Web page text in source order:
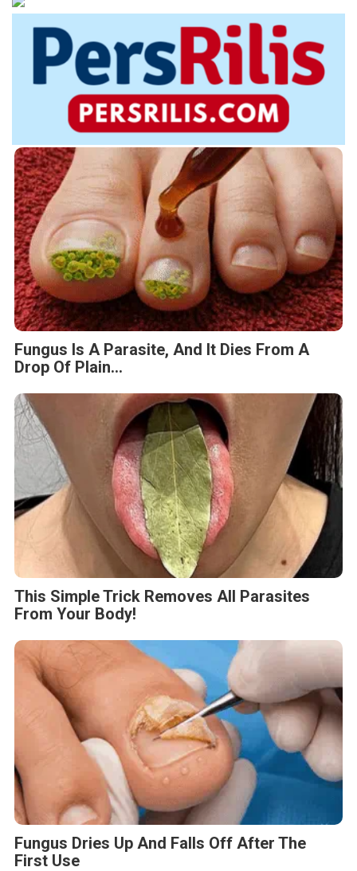
Fungus Is A Parasite, And It Dies From A
Drop Of Plain...
This Simple Trick Removes All Parasites
From Your Body!
Fungus Dries Up And Falls Off After The
First Use